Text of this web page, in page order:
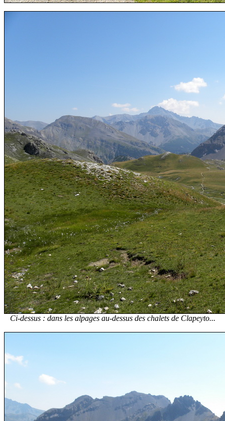
Ci-dessus : dans les alpages au-dessus des chalets de Clapeyto...